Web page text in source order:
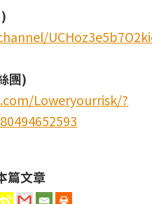
團)
Loweryourrisk/?
篇文章